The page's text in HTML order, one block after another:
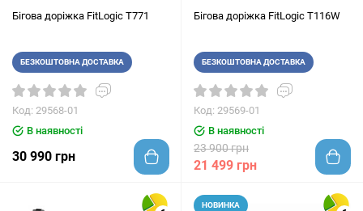
Бігова доріжка FitLogic T771
БЕЗКОШТОВНА ДОСТАВКА
Код: 29568-01
В наявності
30 990 грн
Бігова доріжка FitLogic T116W
БЕЗКОШТОВНА ДОСТАВКА
Код: 29569-01
В наявності
23 900 грн
21 499 грн
НОВИНКА